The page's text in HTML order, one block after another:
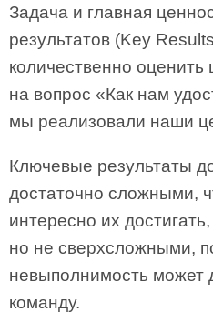
Задача и главная
результатов (Key
количественно оценить
на вопрос «Как нам
мы реализовали наши
Ключевые результаты
достаточно сложными,
интересно их достигать,
но не сверхсложными,
невыполнимость может
команду.